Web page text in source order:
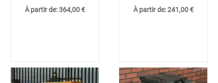
À partir de:364,00 €
À partir de:241,00 €